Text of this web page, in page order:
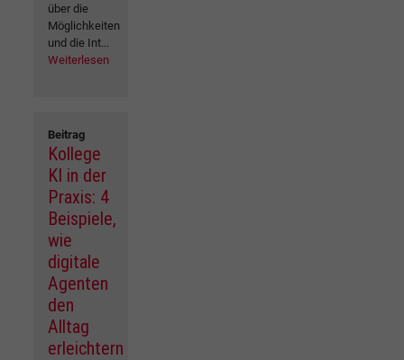
über die
Möglichkeiten
und die Int...
Weiterlesen
Beitrag
Kollege
KI in der
Praxis: 4
Beispiele,
wie
digitale
Agenten
den
Alltag
erleichtern